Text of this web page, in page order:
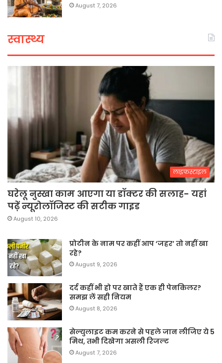
August 7, 2026
स्वास्थ्य
लाइफस्टाइल
घरेलू नुस्खा काम आएगा या डॉक्टर की सलाह- यहां
पढ़ें न्यूरोलॉजिस्ट की सटीक गाइड
August 10, 2026
प्रोटीन के नाम पर कहीं आप ‘जहर’ तो नहीं खा
रहे?
August 9, 2026
दर्द कहीं भी हो पर खाते हैं एक ही पेनकिलर?
समझ लें सही नियम
August 8, 2026
सेल्युलाइट कम करने से पहले जान लीजिए ये 5
मिथ, तभी दिखेगा असली रिजल्ट
August 7, 2026